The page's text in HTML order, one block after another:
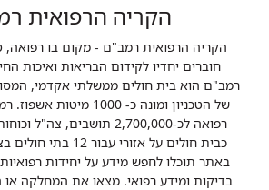
הקריה הרפואית
הקריה הרפואית רמב"ם - מקום בו רפואה,
חוברים יחדיו לקידום הבריאות ואיכות
רמב"ם הוא בית חולים ממשלתי אקדמי,
של הטכניון ומונה כ- 1000
רפואה לכ-2,700,000 תושבים,
כבית חולים על אזורי עבור 12 בתי חולים בצפון מדינת ישראל.
באתר תוכלו לחפש מידע על יחידות
בדיקות ומידע רפואי. מצאו את המחלקה